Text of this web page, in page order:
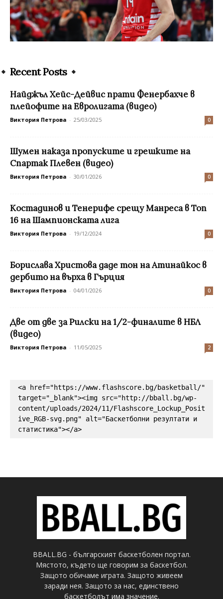
Recent Posts
Найджъл Хейс-Дейвис прати Фенербахче в
плейофите на Евролигата (видео)
Виктория Петрова - 25/03/2025 0
Шумен наказа пропуските и грешките на
Спартак Плевен (видео)
Виктория Петрова - 30/01/2026 0
Костадинов и Тенерифе срещу Манреса в Топ
16 на Шампионската лига
Виктория Петрова - 19/12/2024 0
Борислава Христова даде тон на Атинайкос в
дербито на върха в Гърция
Виктория Петрова - 04/01/2026 0
Две от две за Рилски на 1/2-финалите в НБЛ
(видео)
Виктория Петрова - 11/05/2025 2
<a href="https://www.flashscore.bg/basketball/"
target="_blank"><img src="http://bball.bg/wp-
content/uploads/2024/11/Flashscore_Lockup_Posit
ive_RGB-svg.png" alt="Баскетболни резултати и
статистика"></a>
BBALL.BG - българският баскетболен портал.
Мястото, където ще говорим за баскетбол.
Защото обичаме играта. Защото живеем
заради нея. Защото за нас, единствено
баскетболът има значение.